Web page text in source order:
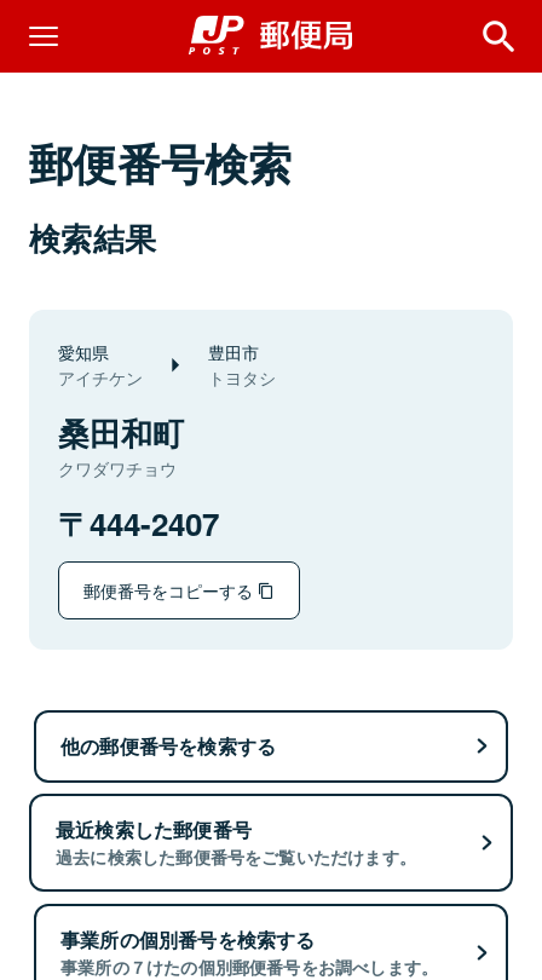
郵便番号検索
検索結果
愛知県
アイチケン
豊田市
トヨタシ
桑田和町
クワダワチョウ
444-2407
郵便番号をコピーする
他の郵便番号を検索する
最近検索した郵便番号
過去に検索した郵便番号をご覧いただけます。
事業所の個別番号を検索する
事業所の７けたの個別郵便番号をお調べします。